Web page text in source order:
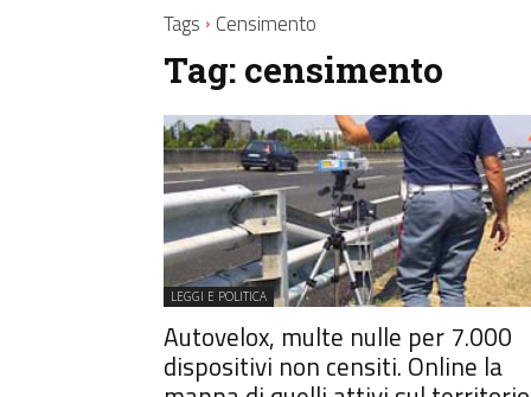
Tags Censimento
Tag: censimento
LEGGI E POLITICA
Autovelox, multe nulle per 7.000
dispositivi non censiti. Online la